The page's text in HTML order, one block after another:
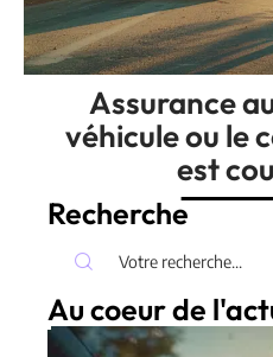
Assurance
véhicule ou le
est
Recherche
Au coeur de